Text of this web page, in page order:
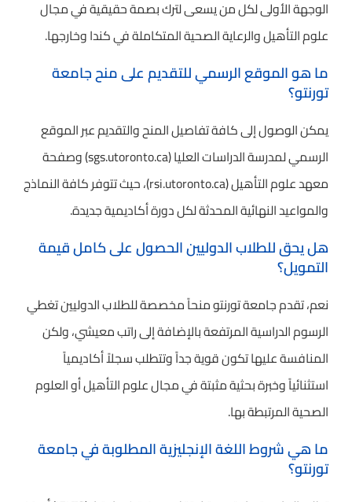
الوجهة الأولى لكل من يسعى لترك بصمة حقيقية في مجال
علوم التأهيل والرعاية الصحية المتكاملة في كندا وخارجها.
ما هو الموقع الرسمي للتقديم على منح جامعة
تورنتو؟
يمكن الوصول إلى كافة تفاصيل المنح والتقديم عبر الموقع
الرسمي لمدرسة الدراسات العليا (sgs.utoronto.ca) وصفحة
معهد علوم التأهيل (rsi.utoronto.ca)، حيث تتوفر كافة النماذج
والمواعيد النهائية المحدثة لكل دورة أكاديمية جديدة.
هل يحق للطلاب الدوليين الحصول على كامل قيمة
التمويل؟
نعم، تقدم جامعة تورنتو منحاً مخصصة للطلاب الدوليين تغطي
الرسوم الدراسية المرتفعة بالإضافة إلى راتب معيشي، ولكن
المنافسة عليها تكون قوية جداً وتتطلب سجلاً أكاديمياً
استثنائياً وخبرة بحثية مثبتة في مجال علوم التأهيل أو العلوم
الصحية المرتبطة بها.
ما هي شروط اللغة الإنجليزية المطلوبة في جامعة
تورنتو؟